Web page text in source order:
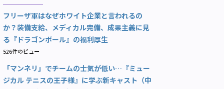
フリーザ軍はなぜホワイト企業と言われるの
か？装備支給、メディカル完備、成果主義に見
る『ドラゴンボール』の福利厚生
526件のビュー
「マンネリ」でチームの士気が低い…『ミュー
ジカル テニスの王子様』に学ぶ新キャスト（中